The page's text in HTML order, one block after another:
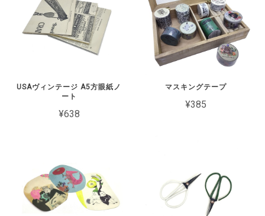
USAヴィンテージ A5方眼紙ノ
ート
¥638
マスキングテープ
¥385